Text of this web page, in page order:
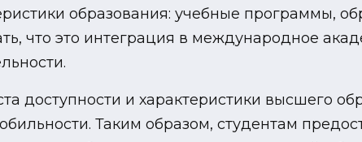
образования: учебные программы,
что это интеграция в международное
доступности и характеристики высшего
Таким образом, студентам